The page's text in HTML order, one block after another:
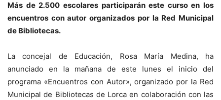
Más de 2.500 escolares participarán este curso en los
encuentros con autor organizados por la Red Municipal
de Bibliotecas.
La concejal de Educación, Rosa María Medina, ha
anunciado en la mañana de este lunes el inicio del
programa «Encuentros con Autor», organizado por la Red
Municipal de Bibliotecas de Lorca en colaboración con las